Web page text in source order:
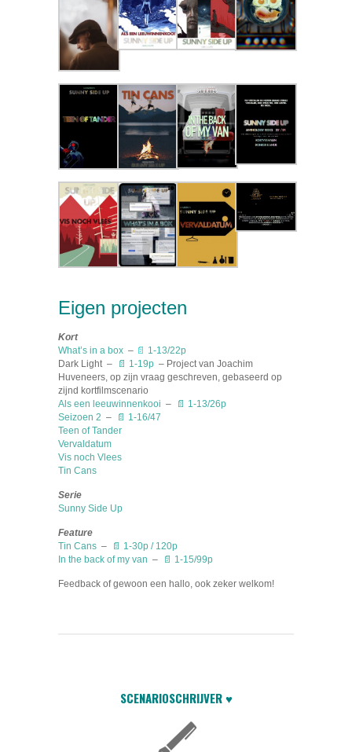
Eigen projecten
Kort
What’s in a box – 📄 1-13/22p
Dark Light –
📄 1-19p – Project van Joachim
Huveneers, op zijn vraag geschreven, gebaseerd op
zijnd kortfilmscenario
Als een leeuwinnenkooi –
📄 1-13/26p
Seizoen 2 –
📄 1-16/47
Teen of Tander
Vervaldatum
Vis noch Vlees
Tin Cans
Serie
Sunny Side Up
Feature
Tin Cans –
📄 1-30p / 120p
In the back of my van – 📄 1-15/99p
Feedback of gewoon een hallo, ook zeker welkom!
SCENARIOSCHRIJVER ♥